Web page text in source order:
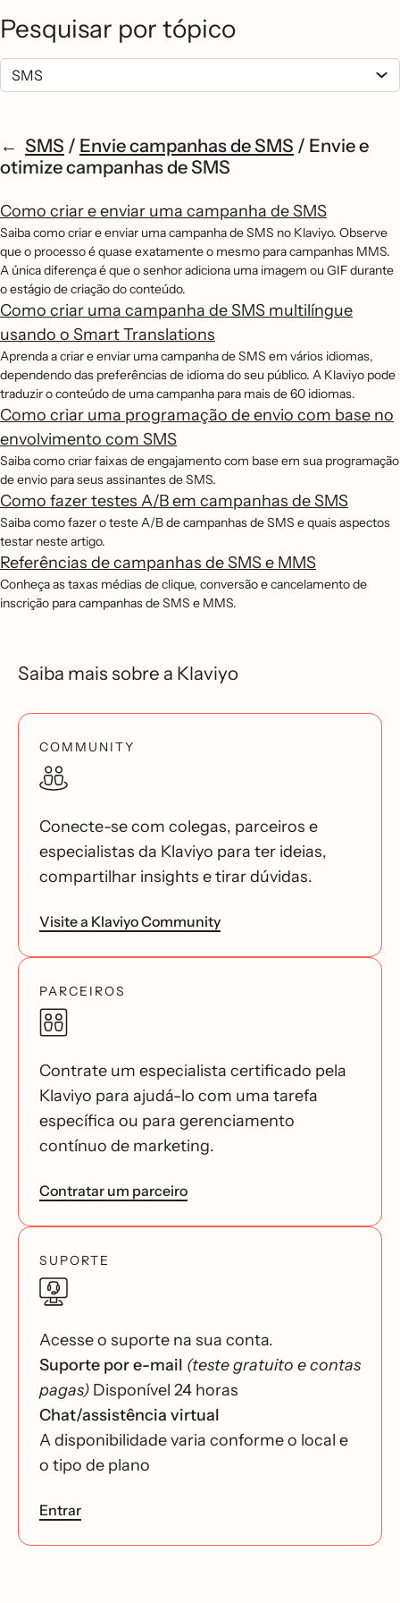
Pesquisar por tópico
SMS / Envie campanhas de SMS / Envie e
otimize campanhas de SMS
Como criar e enviar uma campanha de SMS
Saiba como criar e enviar uma campanha de SMS no Klaviyo. Observe
que o processo é quase exatamente o mesmo para campanhas MMS.
A única diferença é que o senhor adiciona uma imagem ou GIF durante
o estágio de criação do conteúdo.
Como criar uma campanha de SMS multilíngue
usando o Smart Translations
Aprenda a criar e enviar uma campanha de SMS em vários idiomas,
dependendo das preferências de idioma do seu público. A Klaviyo pode
traduzir o conteúdo de uma campanha para mais de 60 idiomas.
Como criar uma programação de envio com base no
envolvimento com SMS
Saiba como criar faixas de engajamento com base em sua programação
de envio para seus assinantes de SMS.
Como fazer testes A/B em campanhas de SMS
Saiba como fazer o teste A/B de campanhas de SMS e quais aspectos
testar neste artigo.
Referências de campanhas de SMS e MMS
Conheça as taxas médias de clique, conversão e cancelamento de
inscrição para campanhas de SMS e MMS.
Saiba mais sobre a Klaviyo
COMMUNITY
Conecte-se com colegas, parceiros e
especialistas da Klaviyo para ter ideias,
compartilhar insights e tirar dúvidas.
Visite a Klaviyo Community
PARCEIROS
Contrate um especialista certificado pela
Klaviyo para ajudá-lo com uma tarefa
específica ou para gerenciamento
contínuo de marketing.
Contratar um parceiro
SUPORTE
Acesse o suporte na sua conta.
Suporte por e-mail (teste gratuito e contas
pagas) Disponível 24 horas
Chat/assistência virtual
A disponibilidade varia conforme o local e
o tipo de plano
Entrar